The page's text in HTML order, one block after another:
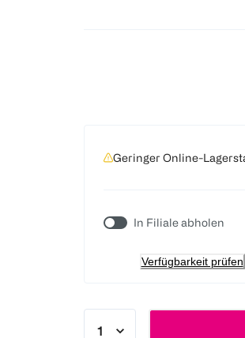
Geringer Online-
In Filiale abholen
Verfügbarkeit prüfen